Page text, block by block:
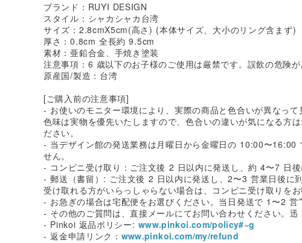
ブランド：RUYI DESIGN
スタイル：シャカシャカ台湾
サイズ：2.8cmX5cm(高さ) (本体サイズ、大小のリング含まず)
厚さ：0.8cm 全長約 9.5cm
素材：亜鉛合金、手焼き塗装
注意事項：6 歳以下のお子様のご使用は厳禁です。誤飲の危険が
原産国/製造：台湾
[ご購入前の注意事項]
- お使いのモニター環境により、実際の商品と色合いが異なっ
色味は実物を優先いたしますので、色合いの違いが気になる方
ださい。
- 当デザイン館の発送業務は月曜日から金曜日の 10:00〜16:00
せん。
- コンビニ受け取り：ご注文後 2 日以内に発送し、約 4〜7 日後
- 郵送（書留）: ご注文後 2 日以内に発送し、2〜3 営業日後に
受け取れる方がいらっしゃらない場合は、コンビニ受け取りをお
- お急ぎの場合は宅配便をお選びください。当日発送で 1〜2 営
- その他のご質問は、直接メールにてお問い合わせください。迅
- Pinkoi 返品ポリシー: www.pinkoi.com/policy#~g
- 返金申請リンク： www.pinkoi.com/my/refund